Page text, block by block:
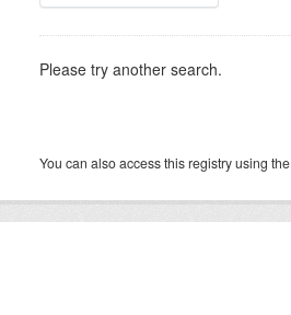
Please try another search.
You can also access this registry using the